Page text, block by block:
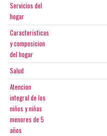
Servicios del
hogar
Caracteristicas
y composicion
del hogar
Salud
Atencion
integral de los
niños y niñas
menores de 5
años